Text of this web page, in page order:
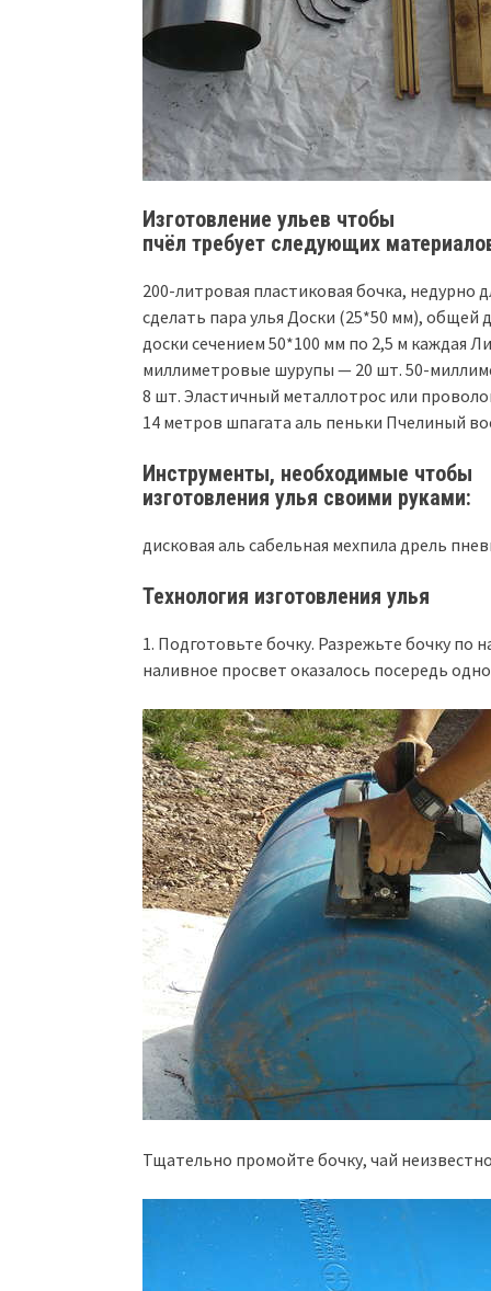
Изготовление ульев чтобы
пчёл требует следующих
200-литровая пластиковая бочка,
сделать пара улья Доски (25*50 мм),
доски сечением 50*100 мм по 2,5 м каждая
миллиметровые шурупы — 20 шт. 50-
8 шт. Эластичный металлотрос или
14 метров шпагата аль пеньки Пчелиный
Инструменты, необходимые чтобы
изготовления улья своими руками:
дисковая аль сабельная мехпила дрель
Технология изготовления улья
1. Подготовьте бочку. Разрежьте бочку по
наливное просвет оказалось посередь
Тщательно промойте бочку, чай